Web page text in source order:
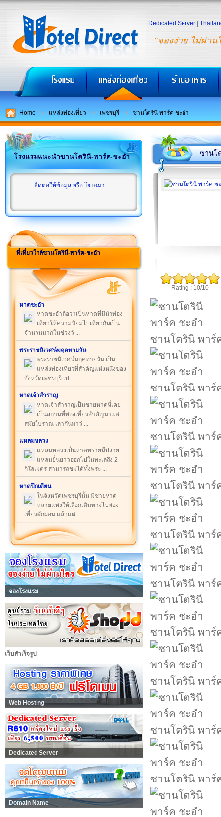
"จองง่าย ไม่ผ่าน
Dedicated Server
Home แหล่งท่องเที่ยว เพชรบุรี ซานโตรินี พาร์ค ชะอำ
โรงแรมแนะนำซานโตรินี-พาร์ค-ชะอำ
ติดต่อให้ข้อมูล หรือ โฆษณา
ที่เที่ยวใกล้ซานโตรินี-พาร์ค-ชะอำ
หาดชะอำ
หาดชะอำถือว่าเป็นหาดที่มีนักท่อง
เที่ยวให้ความนิยมไปเที่ยวกันเป็น
จำนวนมากในช่วงวั ...
พระราชนิเวศน์มฤคทายวัน
พระราชนิเวศน์มฤคทายวัน เป็น
แหล่งท่องเที่ยวที่สำคัญแห่งหนึ่งของ
จังหวัดเพชรบุรี เป ...
หาดเจ้าสำราญ
หาดเจ้าสำราญเป็นชายหาดที่เคย
เป็นสถานที่ท่องเที่ยวสำคัญมาแต่
สมัยโบราณ เล่ากันมาว่ ...
แหลมหลวง
แหลมหลวงเป็นหาดทรายมีปลาย
แหลมยื่นยาวออกไปในทะเลถึง 2
กิโลเมตร สามารถชมได้ทั้งพระ ...
หาดปึกเตียน
ในจังหวัดเพชรบุรีนั้น มีชายหาด
หลายแห่งให้เลือกเดินทางไปท่อง
เที่ยวพักผ่อน แล้วแต่ ...
จองโรงแรม
เว็บสำเร็จรูป
Web Hosting
Dedicated Server
Domain Name
ซานโ
Rating : 10/10
ซานโตรินี พาร์
ซานโตรินี พาร์
ซานโตรินี พาร์
ซานโตรินี พาร์
ซานโตรินี พาร์
ซานโตรินี พาร์
ซานโตรินี พาร์
ซานโตรินี พาร์
ซานโตรินี พาร์
ซานโตรินี พาร์